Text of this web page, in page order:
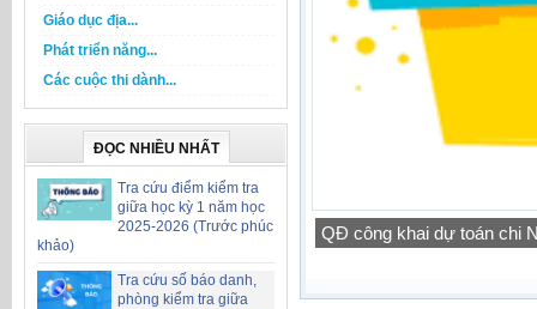
Giáo dục địa...
Phát triển năng...
Các cuộc thi dành...
ĐỌC NHIỀU NHẤT
Tra cứu điểm kiểm tra
giữa học kỳ 1 năm học
2025-2026 (Trước phúc
khảo)
Tra cứu số báo danh,
phòng kiểm tra giữa
QĐ công khai dự toán chi